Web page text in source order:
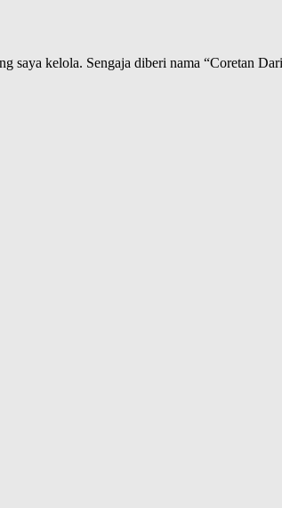
saya kelola. Sengaja diberi nama “Coretan